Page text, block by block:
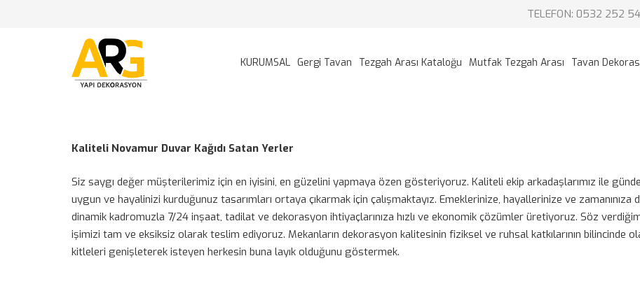
TELEFON: 0532 252
KURUMSAL Gergi Tavan Tezgah Arası Kataloğu Mutfak Tezgah Arası Tavan
Kaliteli Novamur Duvar Kağıdı Satan Yerler
Siz saygı değer müşterilerimiz için en iyisini, en güzelini yapmaya özen gösteriyoruz. Kaliteli ekip arkadaşlarımız ile
uygun ve hayalinizi kurduğunuz tasarımları ortaya çıkarmak için çalışmaktayız. Emeklerinize, hayallerinize ve zamanınıza
dinamik kadromuzla 7/24 inşaat, tadilat ve dekorasyon ihtiyaçlarınıza hızlı ve ekonomik çözümler üretiyoruz. Söz
işimizi tam ve eksiksiz olarak teslim ediyoruz. Mekanların dekorasyon kalitesinin fiziksel ve ruhsal katkılarının bilincinde
kitleleri genişleterek isteyen herkesin buna layık olduğunu göstermek.